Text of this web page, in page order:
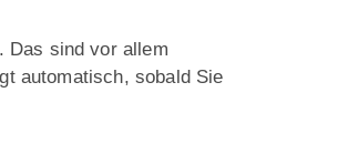
Das sind vor allem
automatisch, sobald Sie